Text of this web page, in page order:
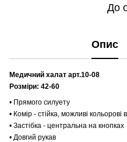
До
Опис
Медичний халат арт.10-08
Розміри: 42-60
• Прямого силуету
• Комір - стійка, можливі кольорові
• Застібка - центральна на кнопках
• Довгий рукав